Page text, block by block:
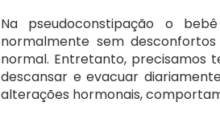
Na pseudoconstipação o
normalmente sem
normal. Entretanto, precisamos
descansar e evacuar
alterações hormonais,